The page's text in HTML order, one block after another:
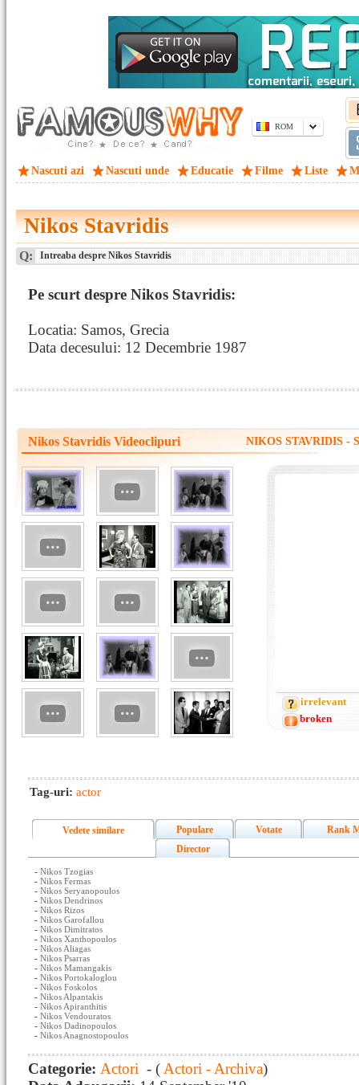
ROM
Nascuti azi Nascuti unde Educatie Filme Liste
Nikos Stavridis
Q: Intreaba despre Nikos Stavridis
Pe scurt despre Nikos Stavridis:
Locatia: Samos, Grecia
Data decesului: 12 Decembrie 1987
Nikos Stavridis Videoclipuri NIKOS STAVRIDIS -
irrelevant
broken
Tag-uri: actor
Vedete similare Populare Votate
Rank
Director
- Nikos Tzogias
- Nikos Fermas
- Nikos Seryanopoulos
- Nikos Dendrinos
- Nikos Rizos
- Nikos Garofallou
- Nikos Dimitratos
- Nikos Xanthopoulos
- Nikos Aliagas
- Nikos Psarras
- Nikos Mamangakis
- Nikos Portokaloglou
- Nikos Foskolos
- Nikos Alpantakis
- Nikos Apiranthitis
- Nikos Vendouratos
- Nikos Dadinopoulos
- Nikos Anagnostopoulos
Categorie: Actori - ( Actori - Archiva)